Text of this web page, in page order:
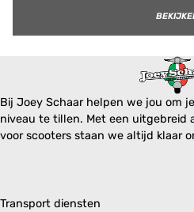
Bij Joey Schaar helpen we jou om
niveau te tillen. Met een uitgebreid
voor scooters staan we altijd klaar
Transport diensten